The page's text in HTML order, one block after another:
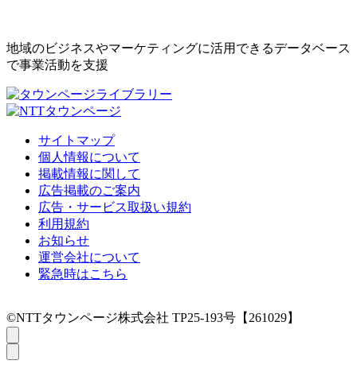
地域のビジネスやマーケティングに活用できるデータベース
で事業活動を支援
サイトマップ
個人情報について
掲載情報に関して
広告掲載のご案内
広告・サービス取扱い規約
利用規約
お知らせ
運営会社について
緊急時はこちら
©NTTタウンページ株式会社 TP25-193号【261029】